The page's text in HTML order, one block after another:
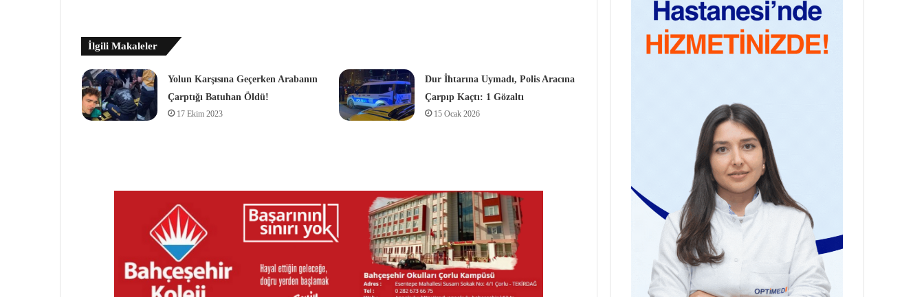
İlgili Makaleler
Yolun Karşısına Geçerken Arabanın
Çarptığı Batuhan Öldü!
17 Ekim 2023
Dur İhtarına Uymadı, Polis Aracına
Çarpıp Kaçtı: 1 Gözaltı
15 Ocak 2026